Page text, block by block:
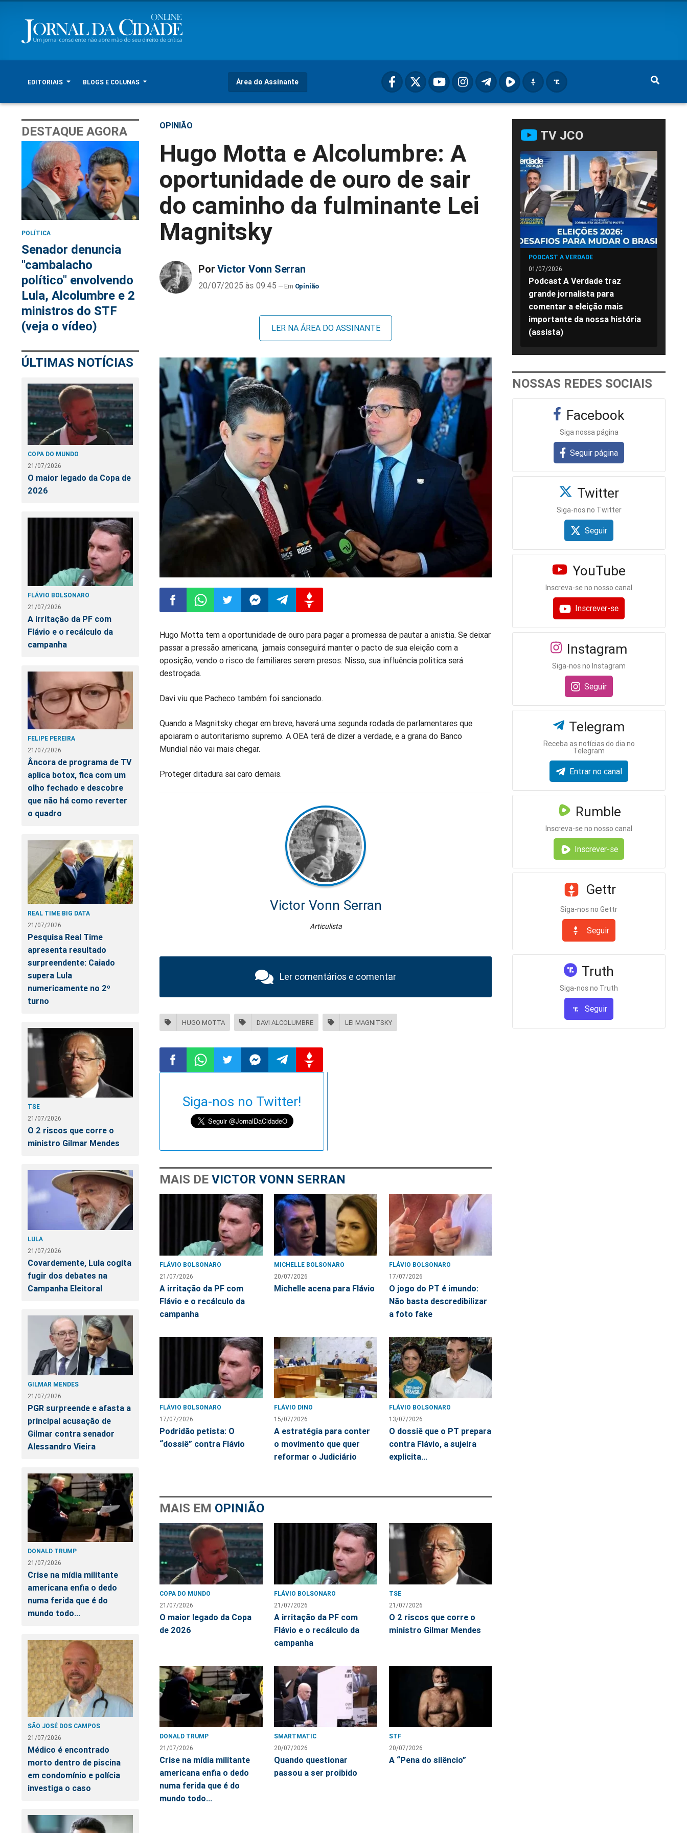
EDITORIAIS BLOGS E COLUNAS Área do Assinante
DESTAQUE AGORA
POLÍTICA
Senador denuncia
"cambalacho
político" envolvendo
Lula, Alcolumbre e 2
ministros do STF
(veja o vídeo)
ÚLTIMAS NOTÍCIAS
COPA DO MUNDO
21/07/2026
O maior legado da Copa de
2026
FLÁVIO BOLSONARO
21/07/2026
A irritação da PF com
Flávio e o recálculo da
campanha
FELIPE PEREIRA
21/07/2026
Âncora de programa de TV
aplica botox, fica com um
olho fechado e descobre
que não há como reverter
o quadro
REAL TIME BIG DATA
21/07/2026
Pesquisa Real Time
apresenta resultado
surpreendente: Caiado
supera Lula
numericamente no 2º
turno
TSE
21/07/2026
O 2 riscos que corre o
ministro Gilmar Mendes
LULA
21/07/2026
Covardemente, Lula cogita
fugir dos debates na
Campanha Eleitoral
GILMAR MENDES
21/07/2026
PGR surpreende e afasta a
principal acusação de
Gilmar contra senador
Alessandro Vieira
DONALD TRUMP
21/07/2026
Crise na mídia militante
americana enfia o dedo
numa ferida que é do
mundo todo...
SÃO JOSÉ DOS CAMPOS
21/07/2026
Médico é encontrado
morto dentro de piscina
em condomínio e polícia
investiga o caso
OPINIÃO
Hugo Motta e Alcolumbre: A
oportunidade de ouro de sair
do caminho da fulminante Lei
Magnitsky
Por Victor Vonn Serran
20/07/2025 às 09:45 Opinião
LER NA ÁREA DO ASSINANTE
no
Facebook
no
Whatsapp
no
no
no
no
Hugo Motta tem a oportunidade de ouro para pagar a promessa de pautar a anistia. Se deixar
passar a pressão americana, jamais conseguirá manter o pacto de sua eleição com a
oposição, vendo o risco de familiares serem presos. Nisso, sua influência politica será
destroçada.
Davi viu que Pacheco também foi sancionado.
Quando a Magnitsky chegar em breve, haverá uma segunda rodada de parlamentares que
apoiaram o autoritarismo supremo. A OEA terá de dizer a verdade, e a grana do Banco
Mundial não vai mais chegar.
Proteger ditadura sai caro demais.
Victor Vonn Serran
Articulista
Ler comentários e comentar
HUGO MOTTA DAVI ALCOLUMBRE LEI MAGNITSKY
no
no
no
no
Siga-nos no Twitter!
MAIS DE VICTOR VONN SERRAN
FLÁVIO BOLSONARO
21/07/2026
A irritação da PF com
Flávio e o recálculo da
campanha
MICHELLE BOLSONARO
20/07/2026
Michelle acena para Flávio
FLÁVIO BOLSONARO
17/07/2026
O jogo do PT é imundo:
Não basta descredibilizar
a foto fake
FLÁVIO BOLSONARO
17/07/2026
Podridão petista: O
“dossiê” contra Flávio
FLÁVIO DINO
15/07/2026
A estratégia para conter
o movimento que quer
reformar o Judiciário
FLÁVIO BOLSONARO
13/07/2026
O dossiê que o PT prepara
contra Flávio, a sujeira
explicita...
MAIS EM OPINIÃO
COPA DO MUNDO
21/07/2026
O maior legado da Copa
de 2026
FLÁVIO BOLSONARO
21/07/2026
A irritação da PF com
Flávio e o recálculo da
campanha
TSE
21/07/2026
O 2 riscos que corre o
ministro Gilmar Mendes
DONALD TRUMP
21/07/2026
Crise na mídia militante
americana enfia o dedo
numa ferida que é do
mundo todo...
SMARTMATIC
20/07/2026
Quando questionar
passou a ser proibido
STF
20/07/2026
A “Pena do silêncio”
TV JCO
PODCAST A VERDADE
01/07/2026
Podcast A Verdade traz
grande jornalista para
comentar a eleição mais
importante da nossa história
(assista)
NOSSAS REDES SOCIAIS
Facebook
Siga nossa página
Seguir página
Twitter
Siga-nos no Twitter
Seguir
YouTube
Inscreva-se no nosso canal
Inscrever-se
Instagram
Siga-nos no Instagram
Seguir
Telegram
Receba as notícias do dia no
Telegram
Entrar no canal
Rumble
Inscreva-se no nosso canal
Inscrever-se
Gettr
Siga-nos no Gettr
Seguir
Truth
Siga-nos no Truth
Seguir